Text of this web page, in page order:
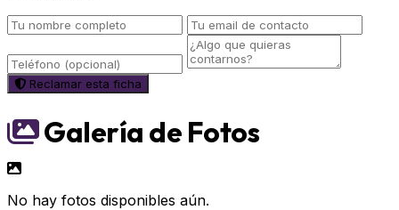
Reclamar esta ficha
Galería de Fotos
No hay fotos disponibles aún.